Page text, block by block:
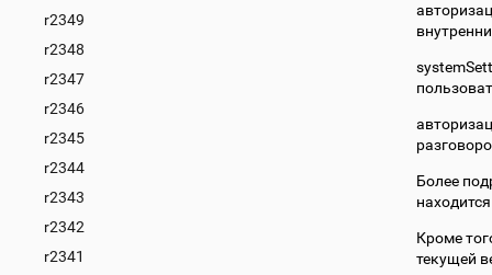
r2349
r2348
r2347
r2346
r2345
r2344
r2343
r2342
r2341
Более
Кроме
текущей